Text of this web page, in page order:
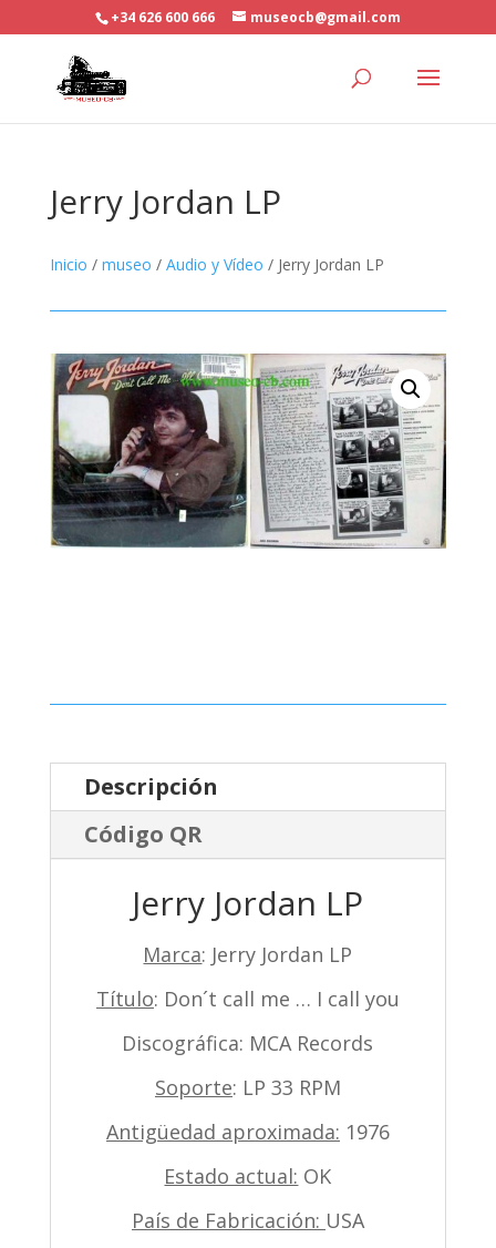
+34 626 600 666 museocb@gmail.com
Jerry Jordan LP
Inicio / museo / Audio y Vídeo / Jerry Jordan LP
Descripción
Código QR
Jerry Jordan LP
Marca: Jerry Jordan LP
Título: Don´t call me … I call you
Discográfica: MCA Records
Soporte: LP 33 RPM
Antigüedad aproximada: 1976
Estado actual: OK
País de Fabricación: USA